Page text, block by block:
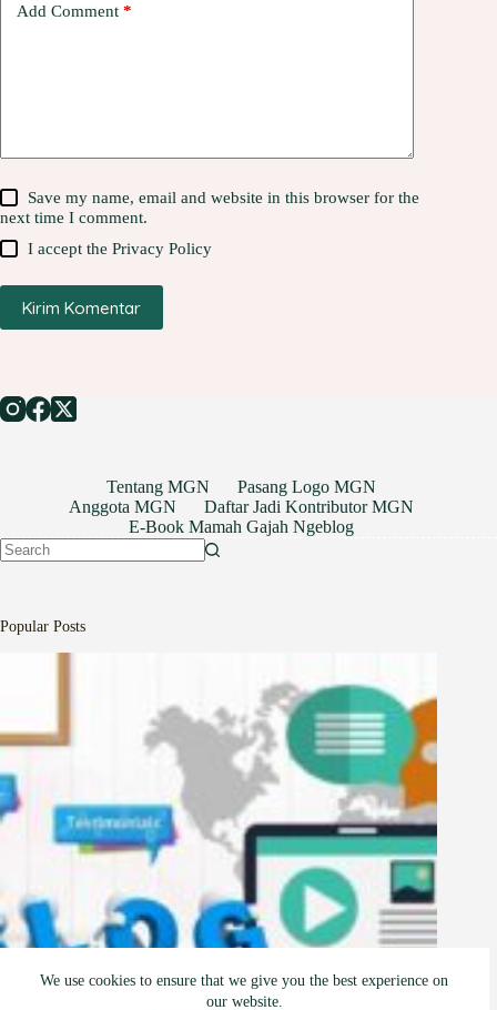
We use cookies to ensure that we give you the best experience on
our website.
Add Comment *
Save my name, email and website in this browser for the
next time I comment.
I accept thePrivacy Policy
Kirim Komentar
Tentang MGN
Pasang Logo MGN
Anggota MGN
Daftar Jadi Kontributor MGN
E-Book Mamah Gajah Ngeblog
Popular Posts